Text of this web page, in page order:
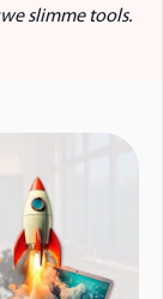
slimme tools.